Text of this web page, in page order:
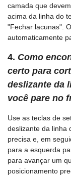
camada que
acima da linha do
"Fechar lacunas".
automaticamente
4. Como
certo para
deslizante da
você pare no
Use as teclas de
deslizante da linha
precisa e, em
para a esquerda
para avançar um
posicionamento